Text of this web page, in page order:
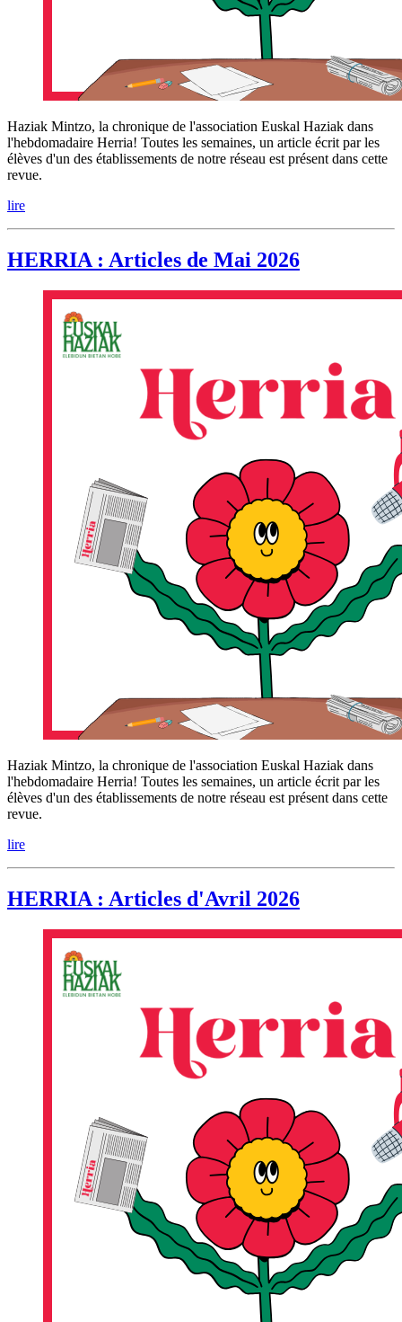
Haziak Mintzo, la chronique de l'association Euskal Haziak dans
l'hebdomadaire Herria! Toutes les semaines, un article écrit par les
élèves d'un des établissements de notre réseau est présent dans cette
revue.
lire
HERRIA : Articles de Mai 2026
Haziak Mintzo, la chronique de l'association Euskal Haziak dans
l'hebdomadaire Herria! Toutes les semaines, un article écrit par les
élèves d'un des établissements de notre réseau est présent dans cette
revue.
lire
HERRIA : Articles d'Avril 2026